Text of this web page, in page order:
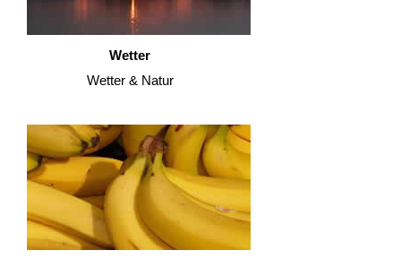
Wetter
Wetter & Natur